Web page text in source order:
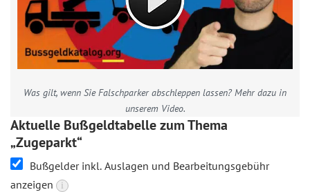
Was gilt, wenn Sie Falschparker abschleppen lassen? Mehr dazu in
unserem Video.
Aktuelle Bußgeldtabelle zum Thema
„Zugeparkt“
Bußgelder inkl. Auslagen und Bearbeitungsgebühr
anzeigen
i